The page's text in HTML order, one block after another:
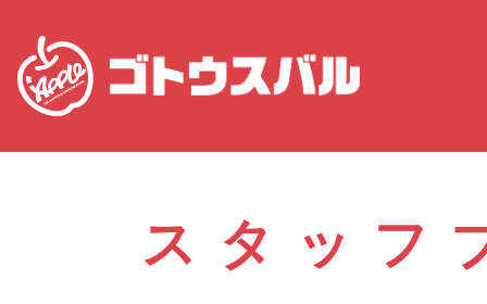
アップル
愛知県春日井市柏井町4-43-1
アップル春日井中央店
スタッフ